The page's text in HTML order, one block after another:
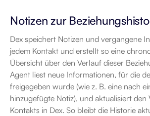
Notizen zur
Dex speichert Notizen und vergangene
jedem Kontakt und erstellt so eine
Übersicht über den Verlauf dieser
Agent liest neue Informationen, für die
freigegeben wurde (wie z. B. eine nach
hinzugefügte Notiz), und aktualisiert den
Kontakts in Dex. So bleibt die Historie